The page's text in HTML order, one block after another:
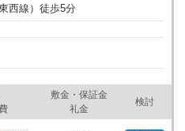
西線 ） 徒歩5分
敷金・保証金
礼金
検討